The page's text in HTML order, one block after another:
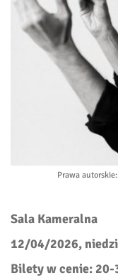
Prawa autorskie
Sala Kameralna
12/04/2026,
Bilety w cenie: 20-